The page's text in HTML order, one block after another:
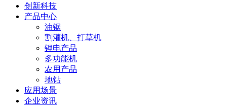
创新科技
产品中心
油锯
割灌机、打草机
锂电产品
多功能机
农用产品
地钻
应用场景
企业资讯